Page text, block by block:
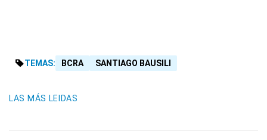
TEMAS: BCRA SANTIAGO BAUSILI
LAS MÁS LEIDAS